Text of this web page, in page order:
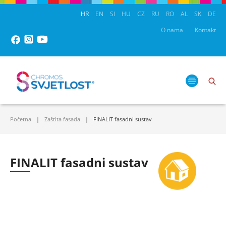
HR EN SI HU CZ RU RO AL SK
DE
O nama
Kontakt
Početna Zaštita fasada FINALIT fasadni sustav
FINALIT fasadni sustav